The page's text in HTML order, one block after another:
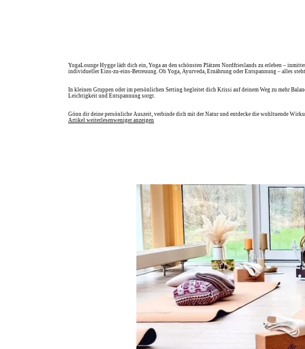
YogaLounge Hygge lädt dich ein, Yoga an den schönsten Plätzen Nordfrieslands zu erleben –
individueller Eins-zu-eins-Betreuung. Ob Yoga, Ayurveda, Ernährung oder Entspannung – alles
In kleinen Gruppen oder im persönlichen Setting begleitet dich Krissi auf deinem Weg zu mehr
Leichtigkeit und Entspannung sorgt.
Gönn dir deine persönliche Auszeit, verbinde dich mit der Natur und entdecke die wohltuende
Artikel weiterlesenweniger anzeigen